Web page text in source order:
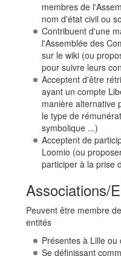
membres de
nom d'état civil ou
Contribuent d'une
l'Assemblée des
sur le wiki (ou
pour suivre leurs
Acceptent d'être
ayant un compte
manière alternative
le type de
symbolique ...)
Acceptent de
Loomio (ou
participer à la prise
Associations/
Peuvent être membre
entités
Présentes à Lille
Se définissant